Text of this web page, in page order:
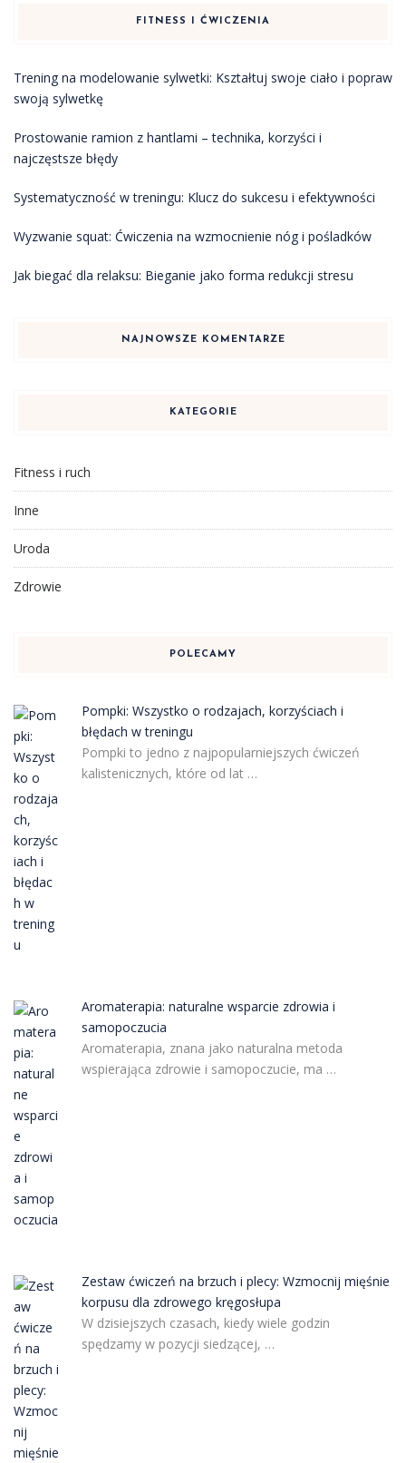
FITNESS I ĆWICZENIA
Trening na modelowanie sylwetki: Kształtuj swoje ciało i popraw
swoją sylwetkę
Prostowanie ramion z hantlami – technika, korzyści i
najczęstsze błędy
Systematyczność w treningu: Klucz do sukcesu i efektywności
Wyzwanie squat: Ćwiczenia na wzmocnienie nóg i pośladków
Jak biegać dla relaksu: Bieganie jako forma redukcji stresu
NAJNOWSZE KOMENTARZE
KATEGORIE
Fitness i ruch
Inne
Uroda
Zdrowie
POLECAMY
Pompki: Wszystko o rodzajach, korzyściach i
błędach w treningu
Pompki to jedno z najpopularniejszych ćwiczeń
kalistenicznych, które od lat …
Aromaterapia: naturalne wsparcie zdrowia i
samopoczucia
Aromaterapia, znana jako naturalna metoda
wspierająca zdrowie i samopoczucie, ma …
Zestaw ćwiczeń na brzuch i plecy: Wzmocnij mięśnie
korpusu dla zdrowego kręgosłupa
W dzisiejszych czasach, kiedy wiele godzin
spędzamy w pozycji siedzącej, …